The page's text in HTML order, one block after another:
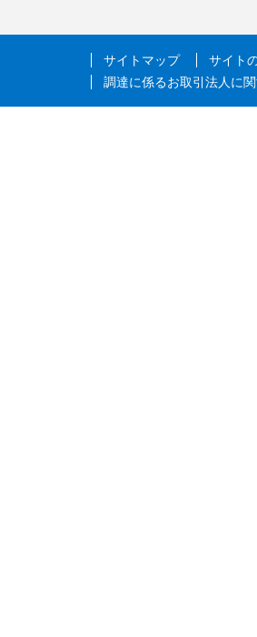
サイトマップ サイト
調達に係るお取引法人に